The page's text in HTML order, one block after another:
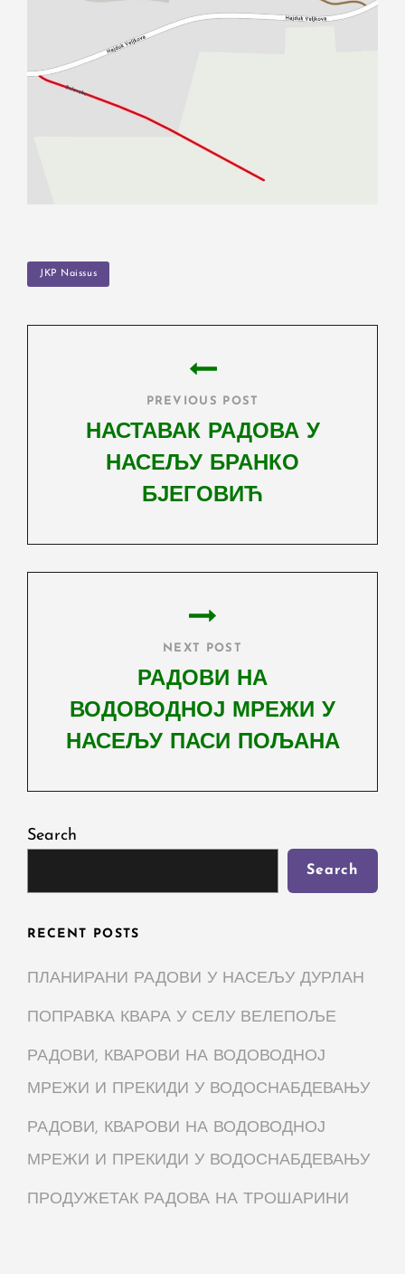
TAGS
JKP Naissus
PREVIOUS POST
НАСТАВАК РАДОВА У
НАСЕЉУ БРАНКО
БЈЕГОВИЋ
Post
NEXT POST
РАДОВИ НА
ВОДОВОДНОЈ МРЕЖИ У
НАСЕЉУ ПАСИ ПОЉАНА
Post
Search
Search
RECENT POSTS
ПЛАНИРАНИ РАДОВИ У НАСЕЉУ ДУРЛАН
ПОПРАВКА КВАРА У СЕЛУ ВЕЛЕПОЉЕ
РАДОВИ, КВАРОВИ НА ВОДОВОДНОЈ
МРЕЖИ И ПРЕКИДИ У ВОДОСНАБДЕВАЊУ
РАДОВИ, КВАРОВИ НА ВОДОВОДНОЈ
МРЕЖИ И ПРЕКИДИ У ВОДОСНАБДЕВАЊУ
ПРОДУЖЕТАК РАДОВА НА ТРОШАРИНИ